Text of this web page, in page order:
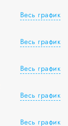
Весь график
Весь график
Весь график
Весь график
Весь график